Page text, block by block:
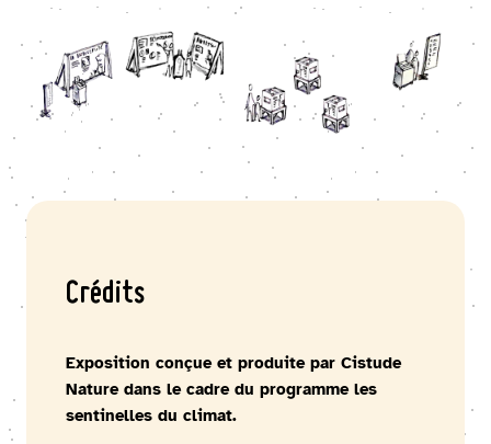
Crédits
Exposition conçue et produite par Cistude
Nature dans le cadre du programme les
sentinelles du climat.